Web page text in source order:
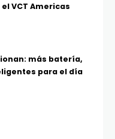
VCT Americas
más batería,
para el día